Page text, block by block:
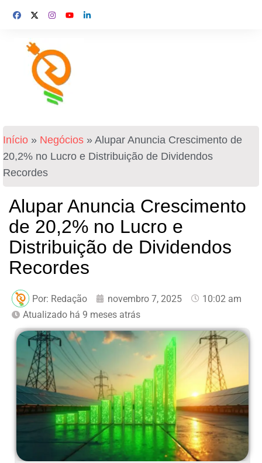
Início » Negócios » Alupar Anuncia Crescimento de
20,2% no Lucro e Distribuição de Dividendos
Recordes
Alupar Anuncia Crescimento
de 20,2% no Lucro e
Distribuição de Dividendos
Recordes
Por: Redação novembro 7, 2025
10:02 am
Atualizado há 9 meses atrás